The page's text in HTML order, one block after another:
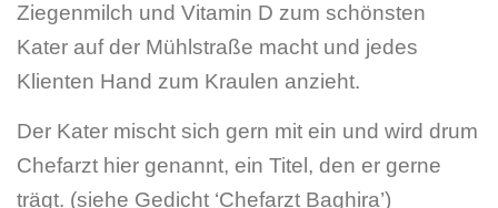
Ziegenmilch und Vitamin D zum schönsten
Kater auf der Mühlstraße macht und jedes
Klienten Hand zum Kraulen anzieht.
Der Kater mischt sich gern mit ein und wird drum
Chefarzt hier genannt, ein Titel, den er gerne
trägt. (siehe Gedicht ‘Chefarzt Baghira’)